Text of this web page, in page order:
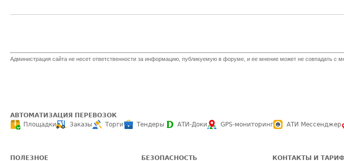
Администрация сайта не несет ответственности за информацию, публикуемую в форуме, и ее мнение может не совпадать с
АВТОМАТИЗАЦИЯ ПЕРЕВОЗОК
Площадки
Заказы Торги Тендеры АТИ-Доки GPS-мониторинг АТИ Мессенджер
ПОЛЕЗНОЕ БЕЗОПАСНОСТЬ КОНТАКТЫ И